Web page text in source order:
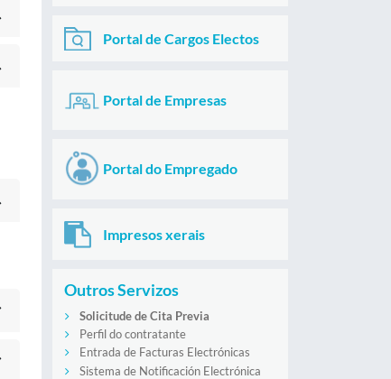
Portal de Cargos Electos
Portal de Empresas
Portal do Empregado
Impresos xerais
Outros Servizos
Solicitude de Cita Previa
Perfil do contratante
Entrada de Facturas Electrónicas
Sistema de Notificación Electrónica